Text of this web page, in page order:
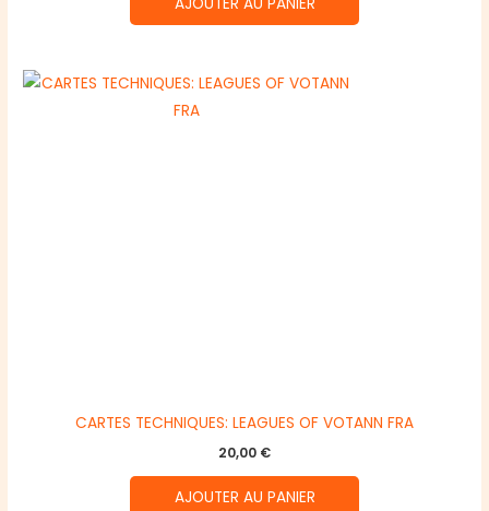
CARTES TECHNIQUES: LEAGUES OF VOTANN FRA
20,00 €
AJOUTER AU PANIER